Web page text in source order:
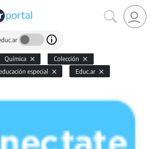
Química
Colección
especial Educ.ar